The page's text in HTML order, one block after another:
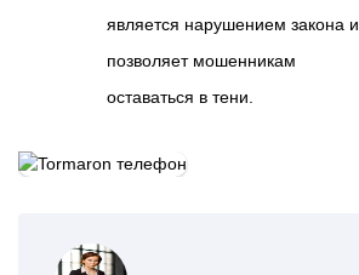
является нарушением закона и
позволяет мошенникам
оставаться в тени.